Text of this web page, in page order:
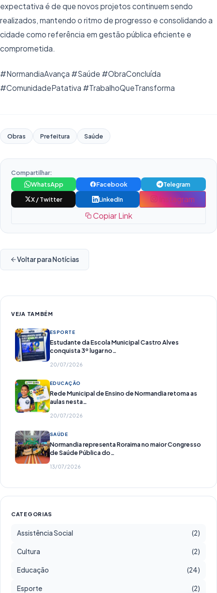
expectativa é de que novos projetos continuem sendo
realizados, mantendo o ritmo de progresso e consolidando a
cidade como referência em gestão pública eficiente e
comprometida.
#NormandiaAvança #Saúde #ObraConcluída
#ComunidadePatativa #TrabalhoQueTransforma
Obras Prefeitura Saúde
Compartilhar:
WhatsApp
Facebook
Telegram
X / Twitter
LinkedIn
Instagram
Copiar Link
Voltar para Notícias
VEJA TAMBÉM
ESPORTE
Estudante da Escola Municipal Castro Alves
conquista 3º lugar no…
20/07/2026
EDUCAÇÃO
Rede Municipal de Ensino de Normandia retoma as
aulas nesta…
20/07/2026
SAÚDE
Normandia representa Roraima no maior Congresso
de Saúde Pública do…
13/07/2026
CATEGORIAS
Assistência Social (2)
Cultura (2)
Educação (24)
Esporte (2)